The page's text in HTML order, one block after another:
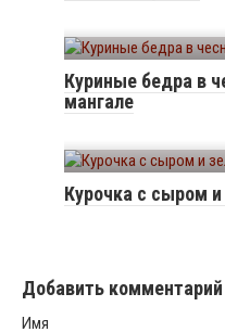
Куриные бедра в
мангале
Курочка с сыром
Добавить комментарий
Имя